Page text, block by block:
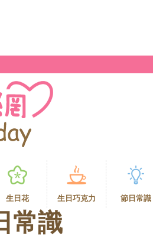
生日花 生日巧克力 節日常識
常識